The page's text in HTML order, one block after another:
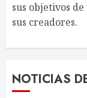
sus objetivos
sus creadores.
NOTICIAS
1